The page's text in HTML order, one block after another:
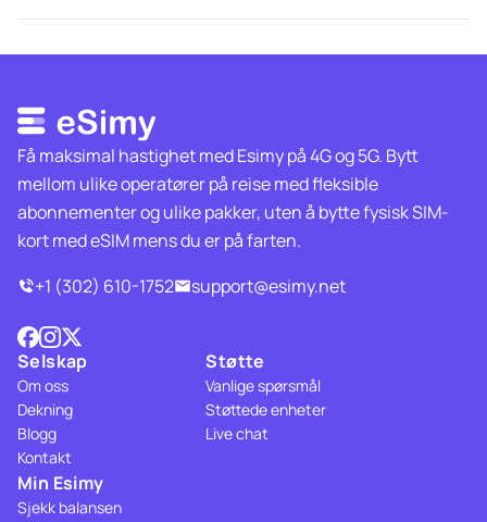
Få maksimal hastighet med Esimy på 4G og 5G. Bytt
mellom ulike operatører på reise med fleksible
abonnementer og ulike pakker, uten å bytte fysisk SIM-
kort med eSIM mens du er på farten.
+1 (302) 610-1752
support@esimy.net
Selskap
Om oss
Dekning
Blogg
Kontakt
Støtte
Vanlige spørsmål
Støttede enheter
Live chat
Min Esimy
Sjekk balansen